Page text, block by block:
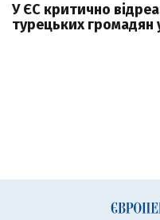
У ЄС критично
турецьких громадян